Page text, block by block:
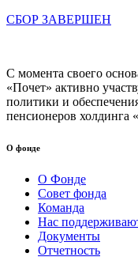
СБОР ЗАВЕРШЕН
С момента своего
«Почет» активно
политики и
пенсионеров холдинга
О фонде
О Фонде
Совет фонда
Команда
Нас
Документы
Отчетность